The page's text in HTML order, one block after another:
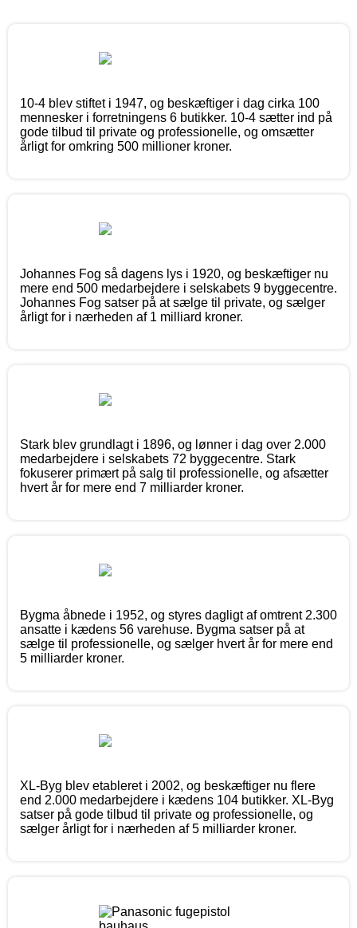
10-4 blev stiftet i 1947, og beskæftiger i dag cirka 100
mennesker i forretningens 6 butikker. 10-4 sætter ind på
gode tilbud til private og professionelle, og omsætter
årligt for omkring 500 millioner kroner.
Johannes Fog så dagens lys i 1920, og beskæftiger nu
mere end 500 medarbejdere i selskabets 9 byggecentre.
Johannes Fog satser på at sælge til private, og sælger
årligt for i nærheden af 1 milliard kroner.
Stark blev grundlagt i 1896, og lønner i dag over 2.000
medarbejdere i selskabets 72 byggecentre. Stark
fokuserer primært på salg til professionelle, og afsætter
hvert år for mere end 7 milliarder kroner.
Bygma åbnede i 1952, og styres dagligt af omtrent 2.300
ansatte i kædens 56 varehuse. Bygma satser på at
sælge til professionelle, og sælger hvert år for mere end
5 milliarder kroner.
XL-Byg blev etableret i 2002, og beskæftiger nu flere
end 2.000 medarbejdere i kædens 104 butikker. XL-Byg
satser på gode tilbud til private og professionelle, og
sælger årligt for i nærheden af 5 milliarder kroner.